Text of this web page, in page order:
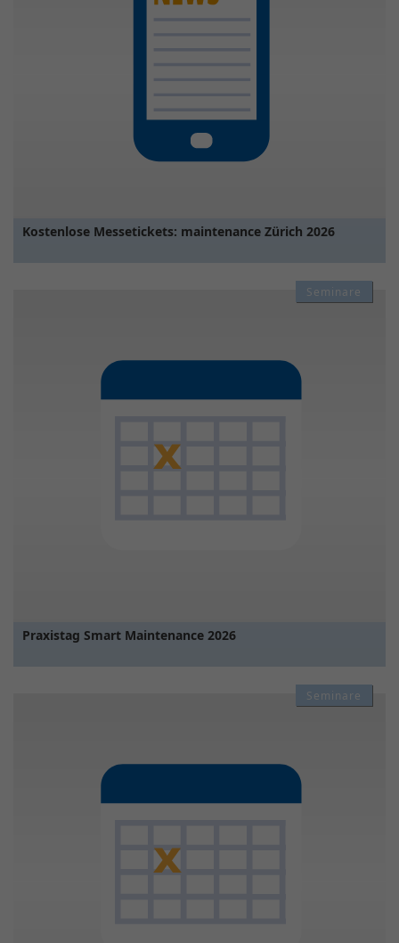
Kostenlose Messetickets: maintenance Zürich 2026
Seminare
Praxistag Smart Maintenance 2026
Seminare